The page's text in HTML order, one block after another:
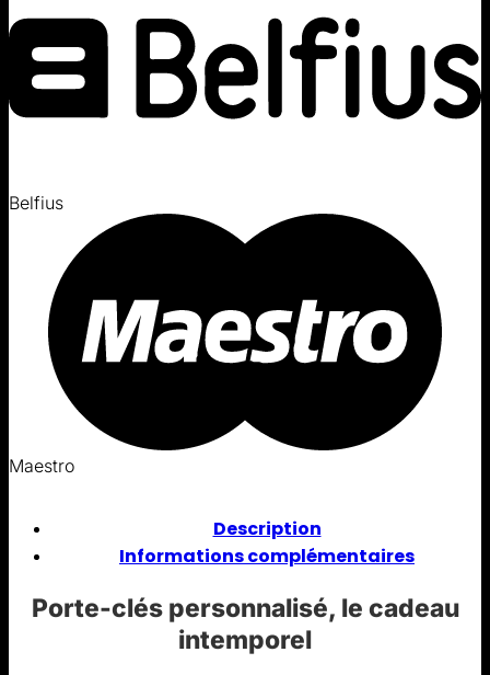
Belfius
Maestro
Description
Informations complémentaires
Porte-clés personnalisé, le cadeau
intemporel